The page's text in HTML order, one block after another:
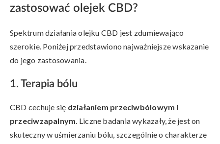
zastosować olejek CBD?
Spektrum działania olejku CBD jest zdumiewająco
szerokie. Poniżej przedstawiono najważniejsze wskazanie
do jego zastosowania.
1. Terapia bólu
CBD cechuje się działaniem przeciwbólowym i
przeciwzapalnym. Liczne badania wykazały, że jest on
skuteczny w uśmierzaniu bólu, szczególnie o charakterze